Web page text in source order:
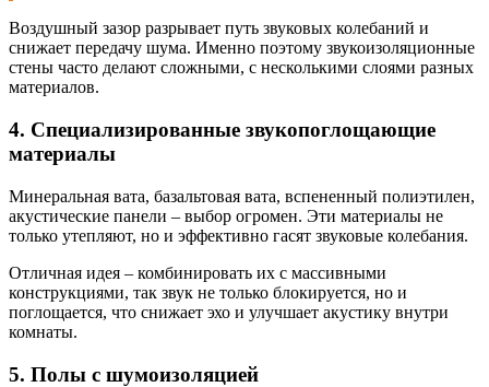
Воздушный зазор разрывает путь звуковых колебаний и
снижает передачу шума. Именно поэтому звукоизоляционные
стены часто делают сложными, с несколькими слоями разных
материалов.
4. Специализированные звукопоглощающие
материалы
Минеральная вата, базальтовая вата, вспененный полиэтилен,
акустические панели – выбор огромен. Эти материалы не
только утепляют, но и эффективно гасят звуковые колебания.
Отличная идея – комбинировать их с массивными
конструкциями, так звук не только блокируется, но и
поглощается, что снижает эхо и улучшает акустику внутри
комнаты.
5. Полы с шумоизоляцией